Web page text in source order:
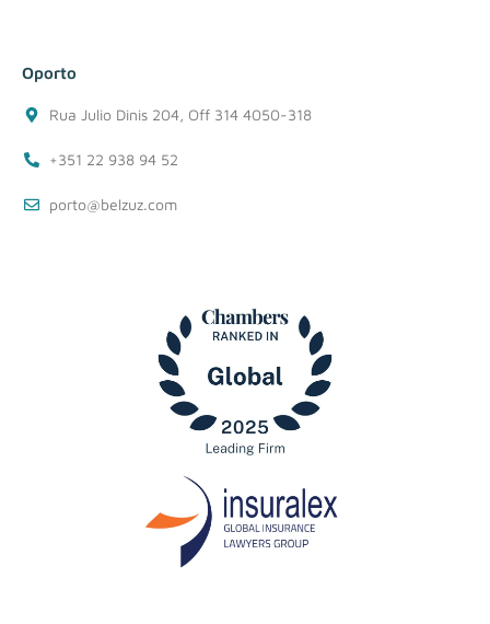
Oporto
Rua Julio Dinis 204, Off 314 4050-318
+351 22 938 94 52
porto@belzuz.com